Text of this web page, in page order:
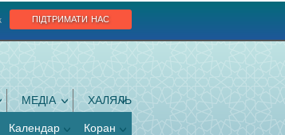
підтримати нас
МЕДІА ХАЛЯЛЬ
Календар Коран